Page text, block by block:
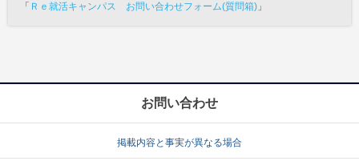
「 Ｒｅ就活キャンパス お問い合わせフォーム(質問箱) 」
お問い合わせ
掲載内容と事実が異なる場合